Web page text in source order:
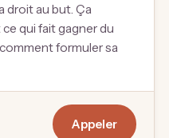
droit au but. Ça
qui fait gagner du
formuler sa
Appeler